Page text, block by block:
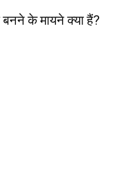
बनने के मायने क्या हैं?